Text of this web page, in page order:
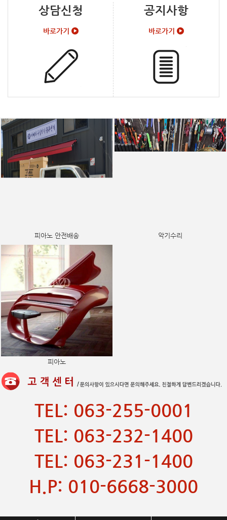
상담신청
바로가기
공지사항
바로가기
피아노 안전배송 악기수리
피아노
TEL: 063-255-0001
TEL: 063-232-1400
TEL: 063-231-1400
H.P: 010-6668-3000